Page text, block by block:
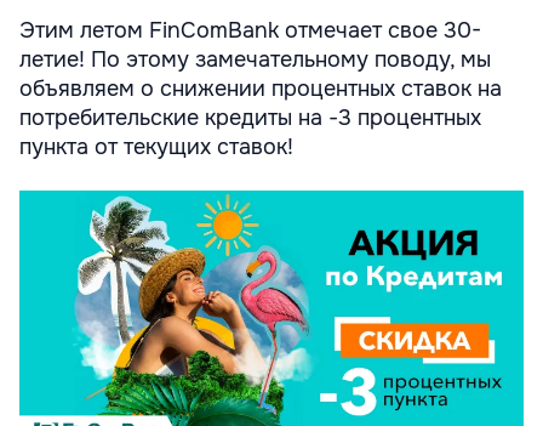
Этим летом FinComBank отмечает свое 30-
летие! По этому замечательному поводу, мы
объявляем о снижении процентных ставок на
потребительские кредиты на -3 процентных
пункта от текущих ставок!